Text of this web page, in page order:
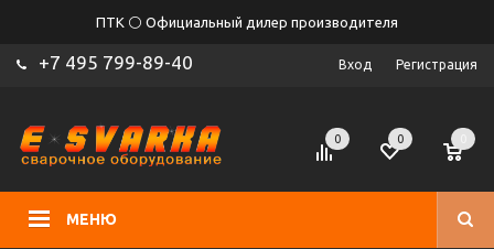
ПТК ⚪ Официальный дилер производителя
+7 495 799-89-40 Вход Регистрация
МЕНЮ
0 0